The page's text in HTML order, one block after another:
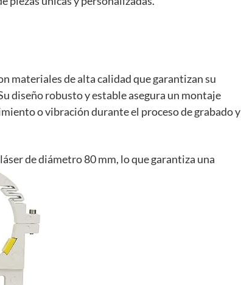
materiales de alta calidad que garantizan su
diseño robusto y estable asegura un montaje
o vibración durante el proceso de grabado y
de diámetro 80 mm, lo que garantiza una